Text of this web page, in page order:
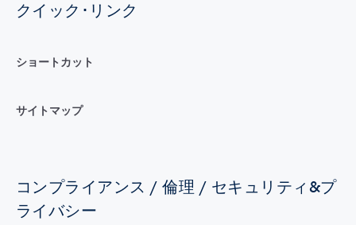
クイック･リンク
ショートカット
サイトマップ
コンプライアンス / 倫理 / セキュリティ&プ
ライバシー